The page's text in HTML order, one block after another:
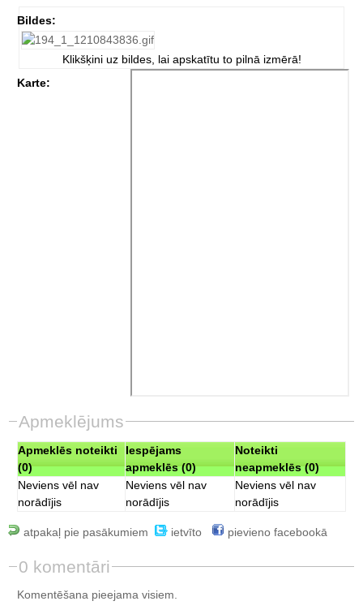
Bildes:
Klikšķini uz bildes, lai apskatītu to pilnā izmērā!
Karte:
Apmeklējums
Apmeklēs noteikti
(0)
Iespējams
apmeklēs (0)
Noteikti
neapmeklēs (0)
Neviens vēl nav
norādījis
Neviens vēl nav
norādījis
Neviens vēl nav
norādījis
atpakaļ pie pasākumiem ietvīto pievieno facebookā
0 komentāri
Komentēšana pieejama visiem.